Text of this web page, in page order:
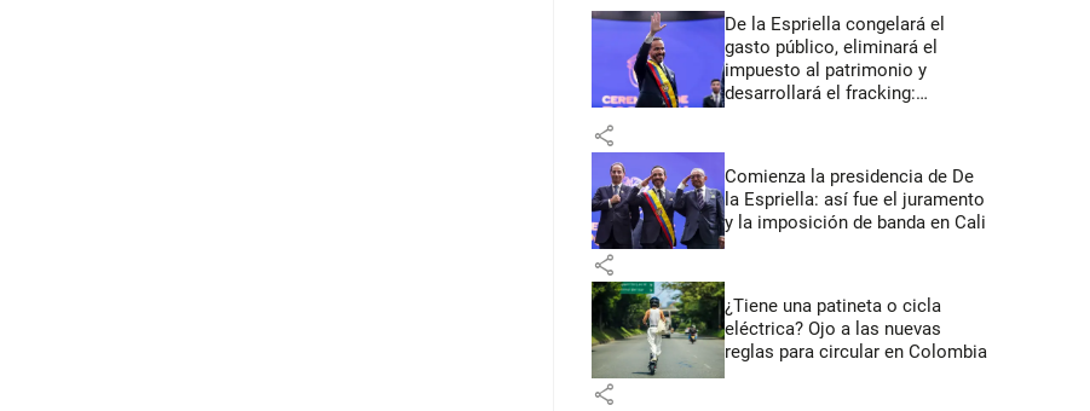
De la Espriella congelará el
gasto público, eliminará el
impuesto al patrimonio y
desarrollará el fracking:
share
Comienza la presidencia de De
la Espriella: así fue el juramento
y la imposición de banda en Cali
share
¿Tiene una patineta o cicla
eléctrica? Ojo a las nuevas
reglas para circular en Colombia
share